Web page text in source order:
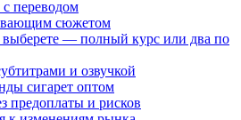
переводом
сюжетом
— полный курс или два по
и озвучкой
сигарет оптом
предоплаты и рисков